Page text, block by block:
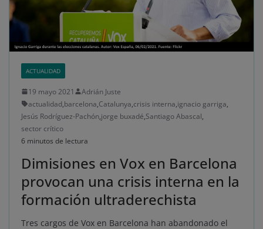
ACTUALIDAD
19 mayo 2021
Adrián Juste
actualidad,barcelona,Catalunya,crisis interna,ignacio garriga,
Jesús Rodríguez-Pachón,jorge buxadé,Santiago Abascal,
sector crítico
6 minutos de lectura
Dimisiones en Vox en Barcelona
provocan una crisis interna en la
formación ultraderechista
Tres cargos de Vox en Barcelona han abandonado el